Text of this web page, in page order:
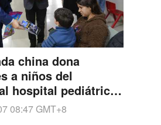
china dona
a niños del
hospital pediátrico
08:47GMT+8